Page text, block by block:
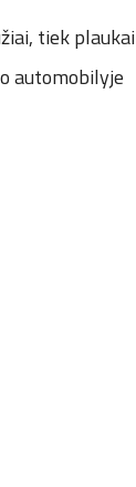
tiek plaukai
automobilyje